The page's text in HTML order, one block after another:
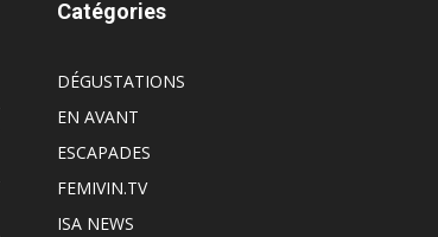
Catégories
DÉGUSTATIONS
EN AVANT
ESCAPADES
FEMIVIN.TV
ISA NEWS